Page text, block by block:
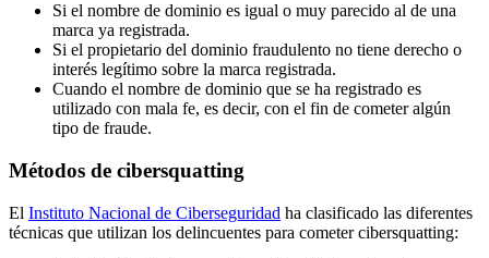
Si el nombre de dominio es igual o muy parecido al de una
marca ya registrada.
Si el propietario del dominio fraudulento no tiene derecho o
interés legítimo sobre la marca registrada.
Cuando el nombre de dominio que se ha registrado es
utilizado con mala fe, es decir, con el fin de cometer algún
tipo de fraude.
Métodos de cibersquatting
El Instituto Nacional de Ciberseguridad ha clasificado las diferentes
técnicas que utilizan los delincuentes para cometer cibersquatting: